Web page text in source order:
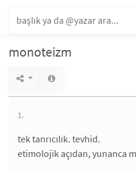
monoteizm
1.
tek tanrıcılık. tevhid.
etimolojik açıdan, yunanca